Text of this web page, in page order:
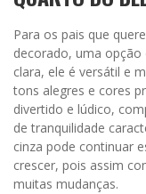
Para os pais que
decorado, uma opção
clara, ele é versátil e
tons alegres e cores
divertido e lúdico,
de tranquilidade
cinza pode continuar
crescer, pois assim
muitas mudanças.